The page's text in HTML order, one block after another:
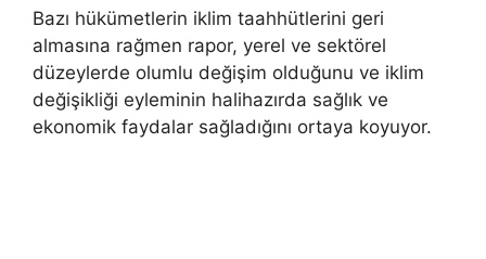
Bazı hükümetlerin iklim taahhütlerini geri
almasına rağmen rapor, yerel ve sektörel
düzeylerde olumlu değişim olduğunu ve iklim
değişikliği eyleminin halihazırda sağlık ve
ekonomik faydalar sağladığını ortaya koyuyor.